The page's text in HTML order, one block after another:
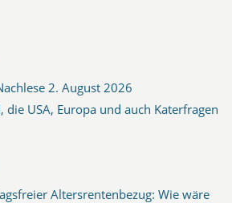
2. August 2026
die USA, Europa und auch Katerfragen
Altersrentenbezug: Wie wäre